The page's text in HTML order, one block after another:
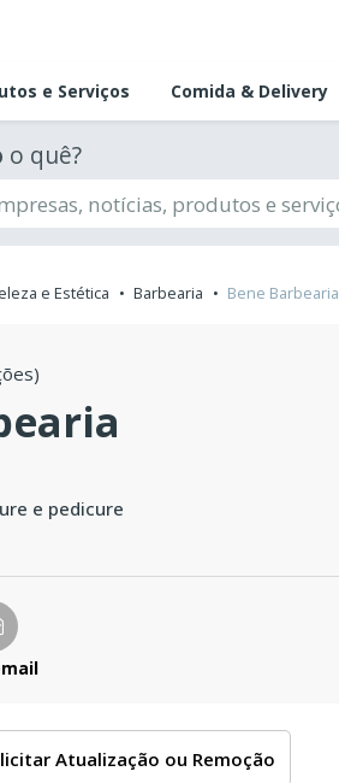
e Serviços Comida & Delivery
o quê?
e Estética Barbearia Bene Barbearia
e pedicure
Atualização ou Remoção